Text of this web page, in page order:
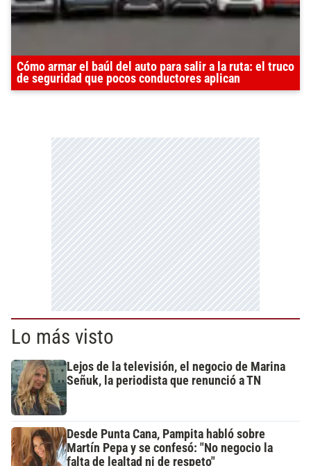
Cómo armar el baúl del auto para salir a la ruta: el truco
de seguridad que pocos conductores aplican
Lo más visto
Lejos de la televisión, el negocio de Marina
Señuk, la periodista que renunció a TN
Desde Punta Cana, Pampita habló sobre
Martín Pepa y se confesó: "No negocio la
falta de lealtad ni de respeto"